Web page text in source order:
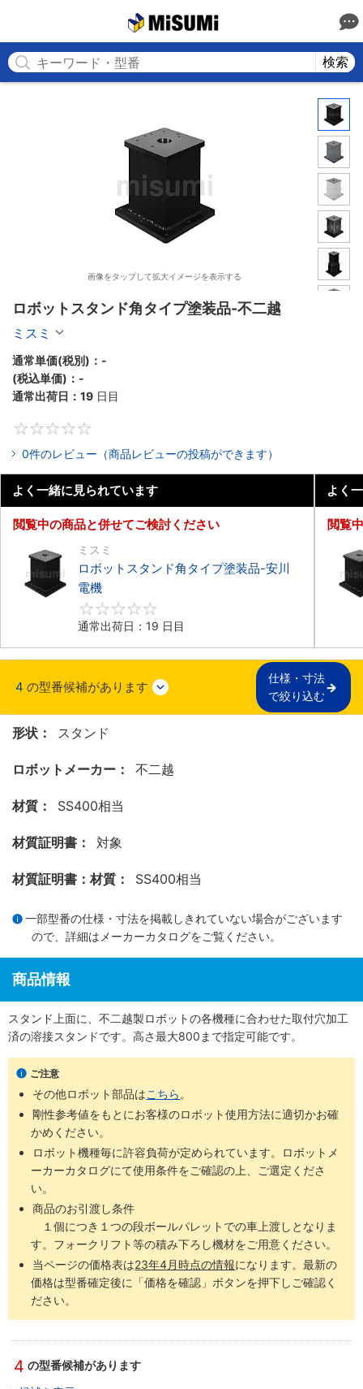
検索
画像をタップして拡大イメージを表示する
ロボットスタンド角タイプ塗装品-不二越
ミスミ
通常単価(税別)： -
(税込単価)： -
通常出荷日： 19 日目
0件のレビュー（商品レビューの投稿ができます）
よく一緒に見られています
閲覧中の商品と併せてご検討ください
ミスミ
ロボットスタンド角タイプ塗装品-安川
電機
通常出荷日：19 日目
よく
閲覧
4 の型番候補があります
仕様・寸法
で絞り込む
形状： スタンド
ロボットメーカー： 不二越
材質： SS400相当
材質証明書： 対象
材質証明書：材質： SS400相当
一部型番の仕様・寸法を掲載しきれていない場合がございます
ので、詳細は メーカーカタログをご覧ください。
商品情報
スタンド上面に、不二越製ロボットの各機種に合わせた取付穴加工
済の溶接スタンドです。高さ最大800まで指定可能です。
ご注意
その他ロボット部品はこちら 。
剛性参考値をもとにお客様のロボット使用方法に適切かお確
かめください。
ロボット機種毎に許容負荷が定められています。ロボットメ
ーカーカタログにて使用条件をご確認の上、ご選定くださ
い。
商品のお引渡し条件
１個につき１つの段ボールパレットでの車上渡しとなりま
す。フォークリフト等の積み下ろし機材をご用意ください。
当ページの価格表は23年4月時点の情報になります。最新の
価格は型番確定後に「価格を確認」ボタンを押下しご確認く
ださい。
4 の型番候補があります